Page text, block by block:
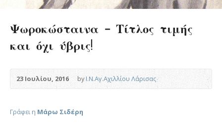
Ψωροκώσταινα – Τίτλος τιμής
και όχι ύβρις!
23 Ιουλίου, 2016 byΙ.Ν.Αγ.Αχιλλίου Λάρισας
Γράφει η Μάρω Σιδέρη